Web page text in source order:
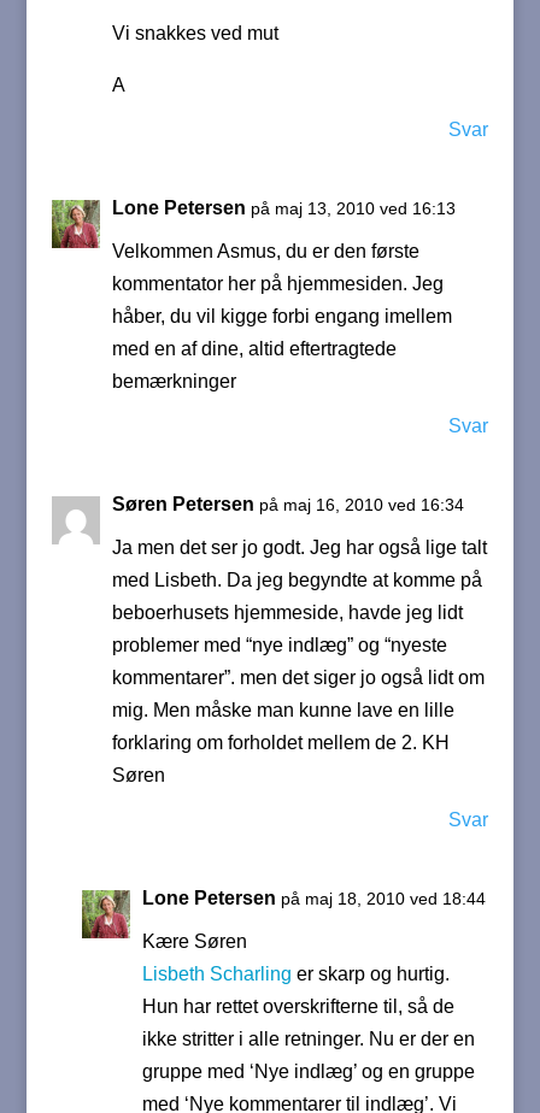
Vi snakkes ved mut
A
Svar
Lone Petersen på maj 13, 2010 ved 16:13
Velkommen Asmus, du er den første
kommentator her på hjemmesiden. Jeg
håber, du vil kigge forbi engang imellem
med en af dine, altid eftertragtede
bemærkninger
Svar
Søren Petersen på maj 16, 2010 ved 16:34
Ja men det ser jo godt. Jeg har også lige talt
med Lisbeth. Da jeg begyndte at komme på
beboerhusets hjemmeside, havde jeg lidt
problemer med “nye indlæg” og “nyeste
kommentarer”. men det siger jo også lidt om
mig. Men måske man kunne lave en lille
forklaring om forholdet mellem de 2. KH
Søren
Svar
Lone Petersen på maj 18, 2010 ved 18:44
Kære Søren
Lisbeth Scharling er skarp og hurtig.
Hun har rettet overskrifterne til, så de
ikke stritter i alle retninger. Nu er der en
gruppe med ‘Nye indlæg’ og en gruppe
med ‘Nye kommentarer til indlæg’. Vi